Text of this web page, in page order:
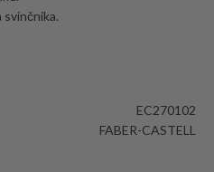
EC270102
FABER-CASTELL